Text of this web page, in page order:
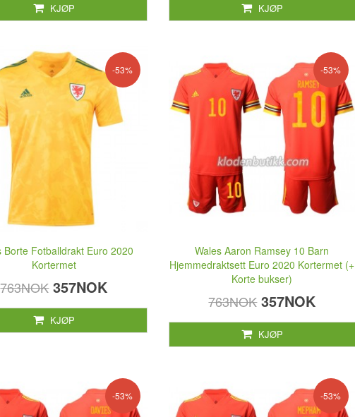
KJØP KJØP
-53%
Borte Fotballdrakt Euro 2020
Kortermet
763NOK 357NOK
KJØP
-53%
Wales Aaron Ramsey 10 Barn
Hjemmedraktsett Euro 2020 Kortermet (+
Korte bukser)
763NOK 357NOK
KJØP
-53% -53%